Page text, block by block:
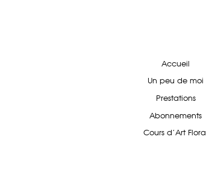
Accueil
Un peu de moi
Prestations
Abonnements
Cours d'Art Floral